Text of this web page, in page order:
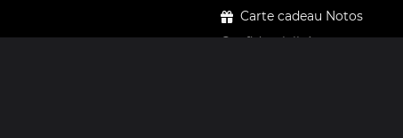
Carte cadeau Notos
Confidentialité